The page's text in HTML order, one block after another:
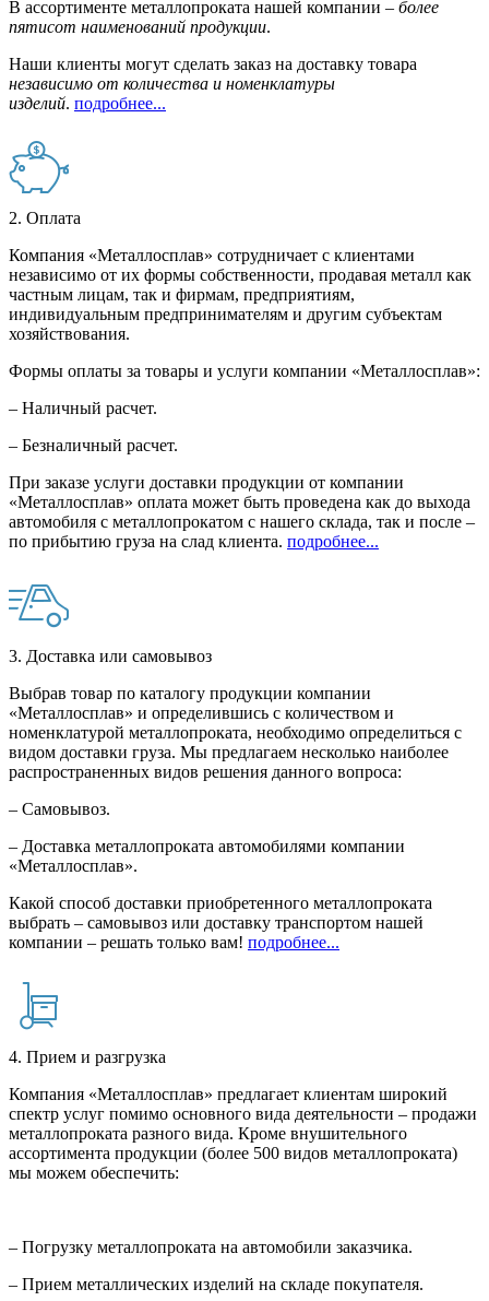
В ассортименте металлопроката нашей компании – более
пятисот наименований продукции.
Наши клиенты могут сделать заказ на доставку товара
независимо от количества и номенклатуры
изделий. подробнее...
2. Оплата
Компания «Металлосплав» сотрудничает с клиентами
независимо от их формы собственности, продавая металл как
частным лицам, так и фирмам, предприятиям,
индивидуальным предпринимателям и другим субъектам
хозяйствования.
Формы оплаты за товары и услуги компании «Металлосплав»:
– Наличный расчет.
– Безналичный расчет.
При заказе услуги доставки продукции от компании
«Металлосплав» оплата может быть проведена как до выхода
автомобиля с металлопрокатом с нашего склада, так и после –
по прибытию груза на слад клиента. подробнее...
3. Доставка или самовывоз
Выбрав товар по каталогу продукции компании
«Металлосплав» и определившись с количеством и
номенклатурой металлопроката, необходимо определиться с
видом доставки груза. Мы предлагаем несколько наиболее
распространенных видов решения данного вопроса:
– Самовывоз.
– Доставка металлопроката автомобилями компании
«Металлосплав».
Какой способ доставки приобретенного металлопроката
выбрать – самовывоз или доставку транспортом нашей
компании – решать только вам! подробнее...
4. Прием и разгрузка
Компания «Металлосплав» предлагает клиентам широкий
спектр услуг помимо основного вида деятельности – продажи
металлопроката разного вида. Кроме внушительного
ассортимента продукции (более 500 видов металлопроката)
мы можем обеспечить:
– Погрузку металлопроката на автомобили заказчика.
– Прием металлических изделий на складе покупателя.